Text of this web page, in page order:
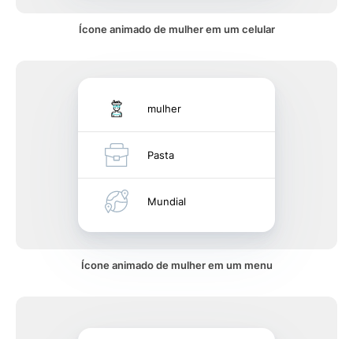
Ícone animado de mulher em um celular
mulher
Pasta
Mundial
Ícone animado de mulher em um menu